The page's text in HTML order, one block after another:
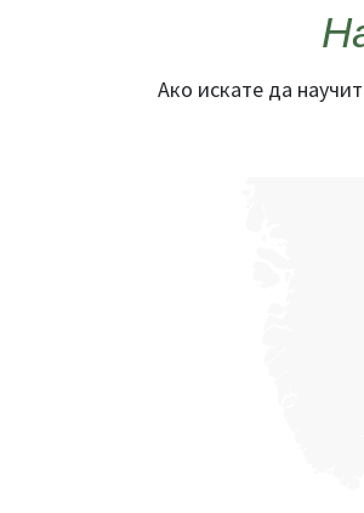
Ако искате да